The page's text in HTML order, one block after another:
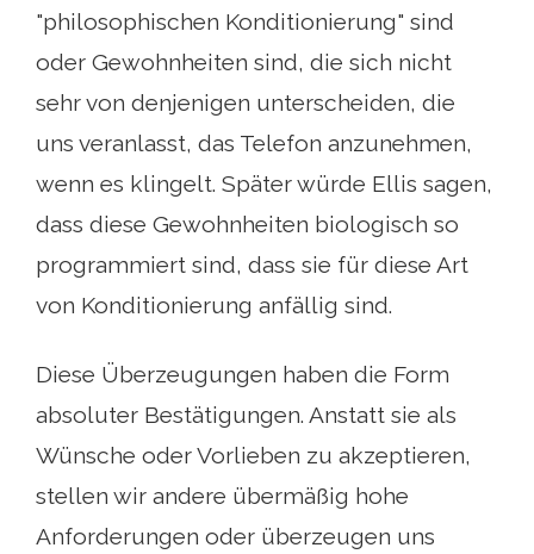
"philosophischen Konditionierung" sind
oder Gewohnheiten sind, die sich nicht
sehr von denjenigen unterscheiden, die
uns veranlasst, das Telefon anzunehmen,
wenn es klingelt. Später würde Ellis sagen,
dass diese Gewohnheiten biologisch so
programmiert sind, dass sie für diese Art
von Konditionierung anfällig sind.
Diese Überzeugungen haben die Form
absoluter Bestätigungen. Anstatt sie als
Wünsche oder Vorlieben zu akzeptieren,
stellen wir andere übermäßig hohe
Anforderungen oder überzeugen uns